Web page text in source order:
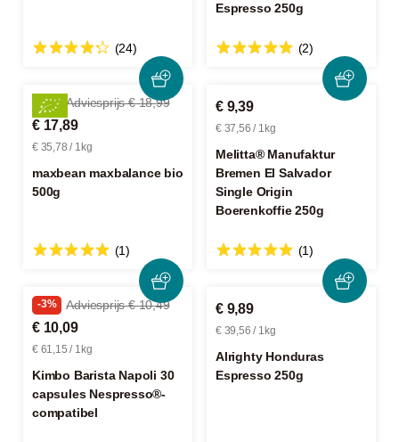
(24)
Espresso 250g
(2)
-5% Adviesprijs € 18,99
€ 17,89
€ 35,78 / 1kg
maxbean maxbalance bio
500g
(1)
€ 9,39
€ 37,56 / 1kg
Melitta® Manufaktur
Bremen El Salvador
Single Origin
Boerenkoffie 250g
(1)
-3% Adviesprijs € 10,49
€ 10,09
€ 61,15 / 1kg
Kimbo Barista Napoli 30
capsules Nespresso®-
compatibel
€ 9,89
€ 39,56 / 1kg
Alrighty Honduras
Espresso 250g